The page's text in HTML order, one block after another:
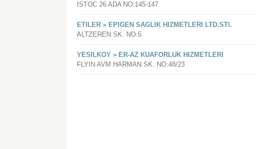
ISTOC 26 ADA NO:145-147
ETILER » EPIGEN SAGLIK HIZMETLERI LTD.STI.
ALTZEREN SK. NO:5
YESILKOY » ER-AZ KUAFORLUK HIZMETLERI
FLYIN AVM HARMAN SK. NO:48/23